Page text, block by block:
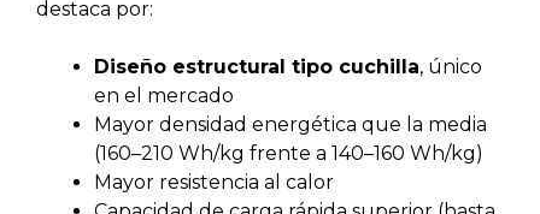
destaca por:
Diseño estructural tipo cuchilla, único
en el mercado
Mayor densidad energética que la media
(160–210 Wh/kg frente a 140–160 Wh/kg)
Mayor resistencia al calor